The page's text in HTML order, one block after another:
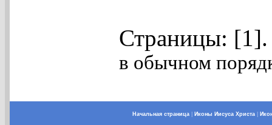
Страницы:
в обычном
Начальная страница| Иконы Иисуса Христа|